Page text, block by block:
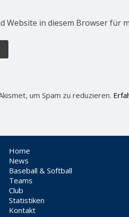
Website in diesem Browser für
um Spam zu reduzieren.
Home
News
Baseball & Softball
Teams
Club
Statistiken
Kontakt